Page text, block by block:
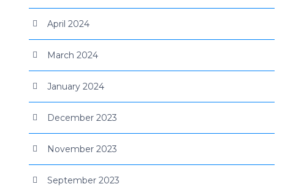
April 2024
March 2024
January 2024
December 2023
November 2023
September 2023